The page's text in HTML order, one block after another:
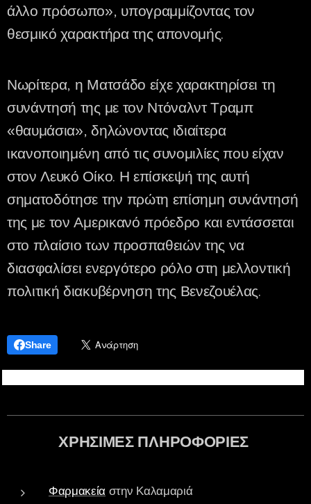
άλλο πρόσωπο», υπογραμμίζοντας τον
θεσμικό χαρακτήρα της απονομής.
Νωρίτερα, η Ματσάδο είχε χαρακτηρίσει τη
συνάντησή της με τον Ντόναλντ Τραμπ
«θαυμάσια», δηλώνοντας ιδιαίτερα
ικανοποιημένη από τις συνομιλίες που είχαν
στον Λευκό Οίκο. Η επίσκεψή της αυτή
σηματοδότησε την πρώτη επίσημη συνάντησή
της με τον Αμερικανό πρόεδρο και εντάσσεται
στο πλαίσιο των προσπαθειών της να
διασφαλίσει ενεργότερο ρόλο στη μελλοντική
πολιτική διακυβέρνηση της Βενεζουέλας.
Share
ΧΡΗΣΙΜΕΣ ΠΛΗΡΟΦΟΡΙΕΣ
Φαρμακεία στην Καλαμαριά